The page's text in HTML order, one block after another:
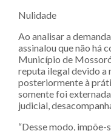
Nulidade
Ao analisar a
assinalou que não há
Município de
reputa ilegal devido a
posteriormente à
somente foi
judicial,
“Desse modo, impõe-